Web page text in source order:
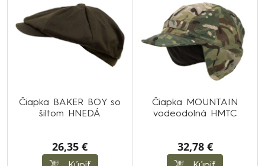
Čiapka BAKER BOY so
šiltom HNEDÁ
26,35 €
Čiapka MOUNTAIN
vodeodolná HMTC
32,78 €